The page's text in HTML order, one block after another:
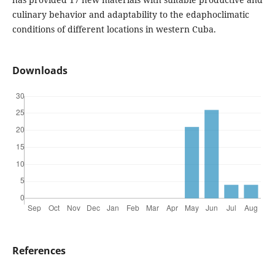
culinary behavior and adaptability to the edaphoclimatic
conditions of different locations in western Cuba.
Downloads
References